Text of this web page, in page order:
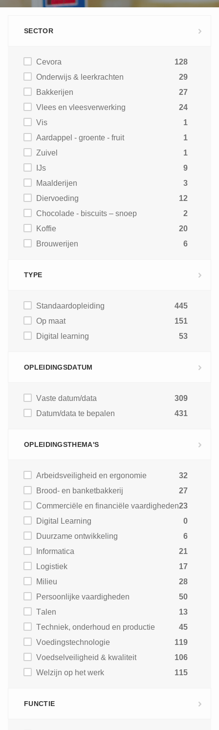
SECTOR
Cevora
128
Onderwijs & leerkrachten
29
Bakkerijen
27
Vlees en vleesverwerking
24
Vis
1
Aardappel - groente - fruit
1
Zuivel
1
IJs
9
Maalderijen
3
Diervoeding
12
Chocolade - biscuits – snoep
2
Koffie
20
Brouwerijen
6
TYPE
Standaardopleiding
445
Op maat
151
Digital learning
53
OPLEIDINGSDATUM
Vaste datum/data
309
Datum/data te bepalen
431
OPLEIDINGSTHEMA'S
Arbeidsveiligheid en ergonomie
32
Brood- en banketbakkerij
27
Commerciële en financiële vaardigheden23
Digital Learning
0
Duurzame ontwikkeling
6
Informatica
21
Logistiek
17
Milieu
28
Persoonlijke vaardigheden
50
Talen
13
Techniek, onderhoud en productie
45
Voedingstechnologie
119
Voedselveiligheid & kwaliteit
106
Welzijn op het werk
115
FUNCTIE